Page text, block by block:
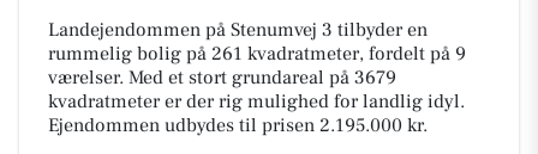
Landejendommen på Stenumvej 3 tilbyder en
rummelig bolig på 261 kvadratmeter, fordelt på 9
værelser. Med et stort grundareal på 3679
kvadratmeter er der rig mulighed for landlig idyl.
Ejendommen udbydes til prisen 2.195.000 kr.